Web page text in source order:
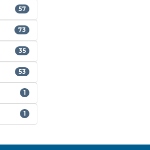
57
73
35
53
1
1